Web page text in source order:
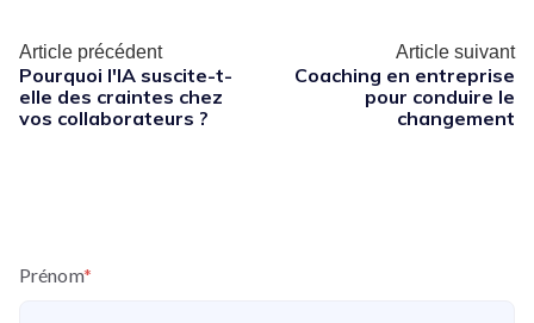
Article précédent
Pourquoi l'IA suscite-t-
elle des craintes chez
vos collaborateurs ?
Article suivant
Coaching en entreprise
pour conduire le
changement
Prénom*